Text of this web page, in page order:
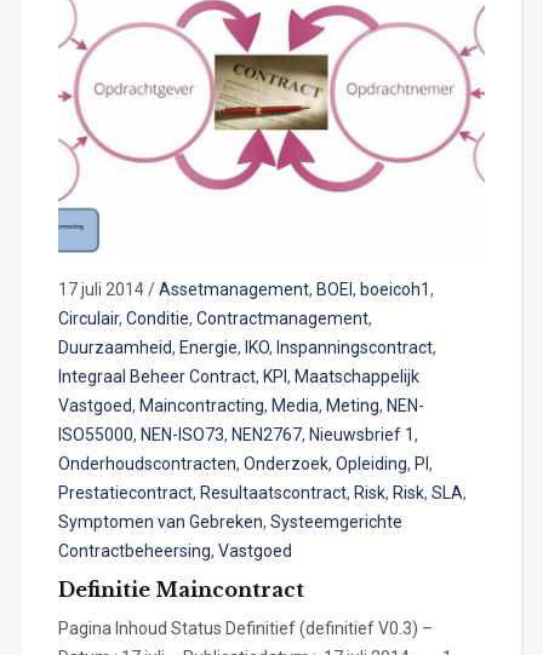
17 juli 2014/Assetmanagement, BOEI , boeicoh1,
Circulair, Conditie, Contractmanagement,
Duurzaamheid, Energie, IKO, Inspanningscontract,
Integraal Beheer Contract, KPI , Maatschappelijk
Vastgoed, Maincontracting, Media, Meting, NEN-
ISO55000, NEN-ISO73, NEN2767, Nieuwsbrief 1,
Onderhoudscontracten, Onderzoek, Opleiding, PI ,
Prestatiecontract, Resultaatscontract, Risk, Risk, SLA,
Symptomen van Gebreken, Systeemgerichte
Contractbeheersing, Vastgoed
Definitie Maincontract
Pagina Inhoud Status Definitief (definitief V0.3) –